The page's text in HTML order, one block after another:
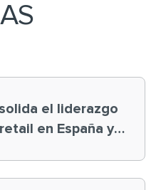
el liderazgo
en España y